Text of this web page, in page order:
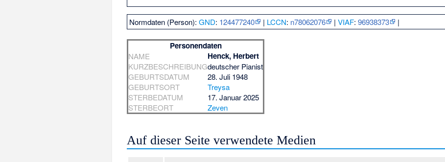
Normdaten (Person):GND: 124477240 | LCCN: n78062076 |VIAF:96938373 |
Personendaten
NAME Henck, Herbert
KURZBESCHREIBUNGdeutscher Pianist
GEBURTSDATUM
28. Juli 1948
GEBURTSORT
Treysa
STERBEDATUM
17. Januar 2025
STERBEORT
Zeven
Auf dieser Seite verwendete Medien